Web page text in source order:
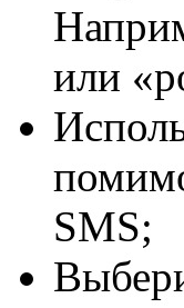
или
SMS;